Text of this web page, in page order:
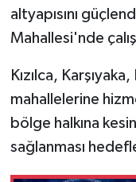
altyapısını
Mahallesi'nde
Kızılca,
mahallelerine
bölge halkına
sağlanması